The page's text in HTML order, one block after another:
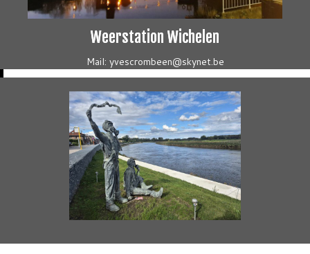
Weerstation Wichelen
Mail: yvescrombeen@skynet.be